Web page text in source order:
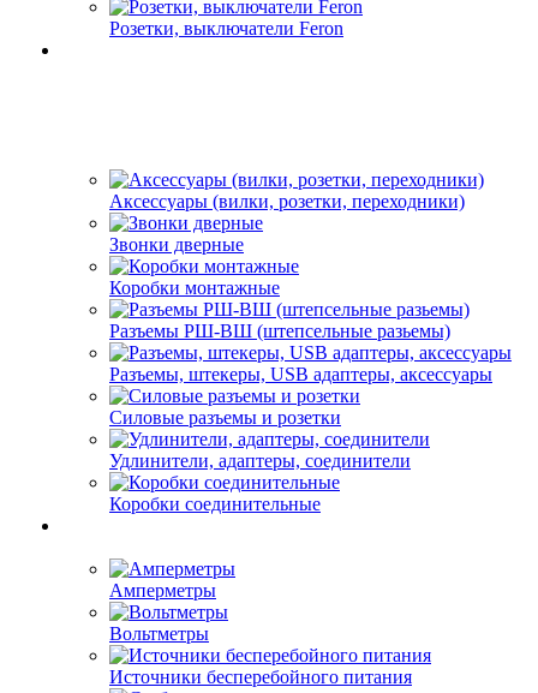
Розетки, выключатели Feron
Аксессуары (вилки, розетки, переходники)
Звонки дверные
Коробки монтажные
Разъемы РШ-ВШ (штепсельные разьемы)
Разъемы, штекеры, USB адаптеры, аксессуары
Силовые разъемы и розетки
Удлинители, адаптеры, соединители
Коробки соединительные
Амперметры
Вольтметры
Источники бесперебойного питания